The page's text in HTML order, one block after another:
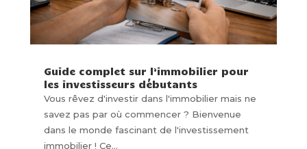
Guide complet sur l’immobilier pour
les investisseurs débutants
Vous rêvez d'investir dans l'immobilier mais ne
savez pas par où commencer ? Bienvenue
dans le monde fascinant de l'investissement
immobilier ! Ce...